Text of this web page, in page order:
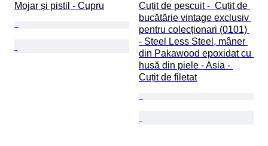
Mojar și pistil - Cupru
Cuțit de pescuit -  Cuțit de
bucătărie vintage exclusiv
pentru colecționari (0101)
- Steel Less Steel, mâner
din Pakawood epoxidat cu
husă din piele - Asia -
Cuțit de filetat